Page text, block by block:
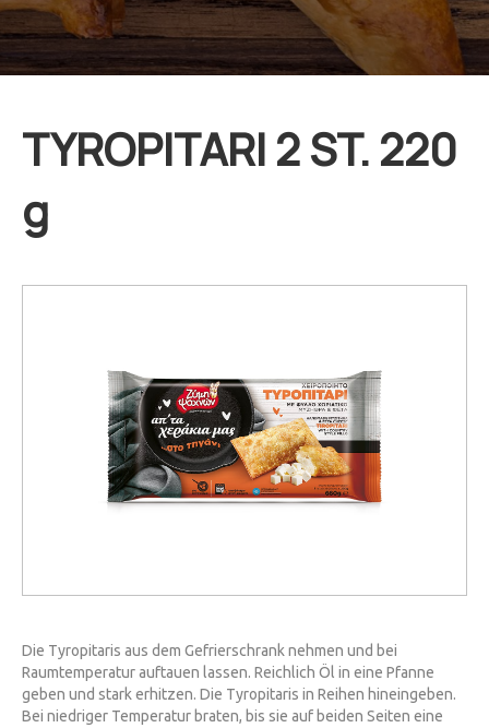
TYROPITARI 2 ST. 220
g
Die Tyropitaris aus dem Gefrierschrank nehmen und bei
Raumtemperatur auftauen lassen. Reichlich Öl in eine Pfanne
geben und stark erhitzen. Die Tyropitaris in Reihen hineingeben.
Bei niedriger Temperatur braten, bis sie auf beiden Seiten eine